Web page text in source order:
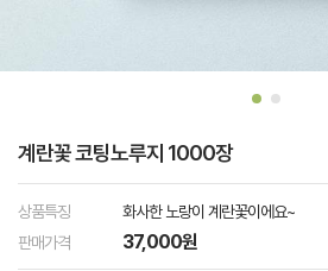
계란꽃 코팅노루지 1000장
상품특징
화사한 노랑이 계란꽃이에요~
판매가격
37,000원